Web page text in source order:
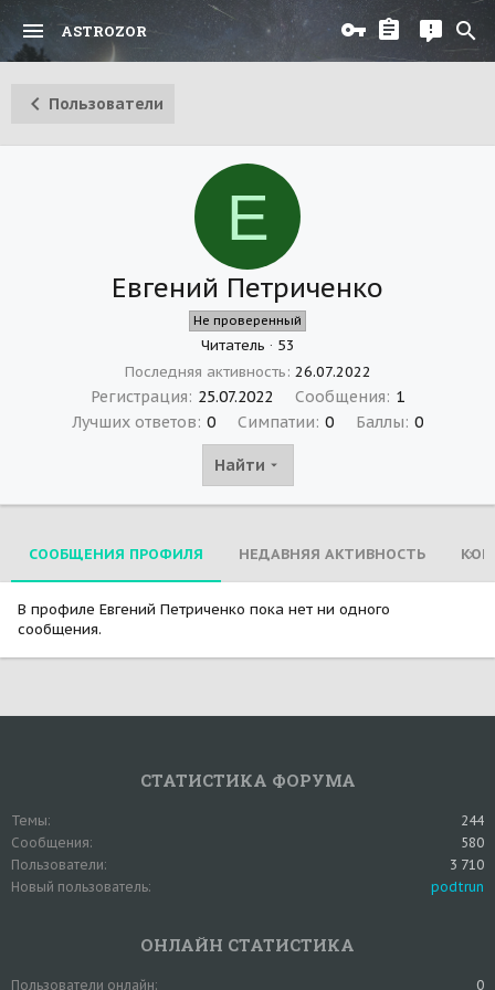
ASTROZOR
Пользователи
Е
Евгений Петриченко
Не проверенный
Читатель · 53
Последняя активность 26.07.2022
Регистрация 25.07.2022 Сообщения
1
Лучших ответов 0 Симпатии 0 Баллы 0
Найти
СООБЩЕНИЯ ПРОФИЛЯ НЕДАВНЯЯ АКТИВНОСТЬ
В профиле Евгений Петриченко пока нет ни одного
сообщения.
СТАТИСТИКА ФОРУМА
Темы
244
Сообщения
580
Пользователи
3 710
Новый пользователь
podtrun
ОНЛАЙН СТАТИСТИКА
Пользователи онлайн 0